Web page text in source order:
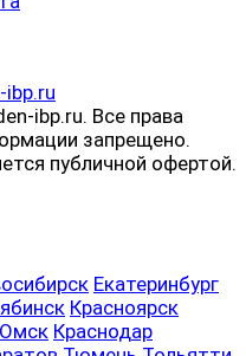
ibp.ru
ibp.ru. Все права
запрещено.
публичной офертой.
Екатеринбург
Красноярск
Омск Краснодар